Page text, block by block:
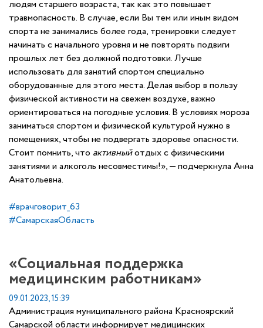
людям старшего возраста, так как это повышает
травмопасность. В случае, если Вы тем или иным видом
спорта не занимались более года, тренировки следует
начинать с начального уровня и не повторять подвиги
прошлых лет без должной подготовки. Лучше
использовать для занятий спортом специально
оборудованные для этого места. Делая выбор в пользу
физической активности на свежем воздухе, важно
ориентироваться на погодные условия. В условиях мороза
заниматься спортом и физической культурой нужно в
помещениях, чтобы не подвергать здоровье опасности.
Стоит помнить, что активныйотдых с физическими
занятиями и алкоголь несовместимы!», — подчеркнула Анна
Анатольевна.
#врачговорит_63
#СамарскаяОбласть
«Социальная поддержка
медицинским работникам»
09.01.2023, 15:39
Администрация муниципального района Красноярский
Самарской области информирует медицинских